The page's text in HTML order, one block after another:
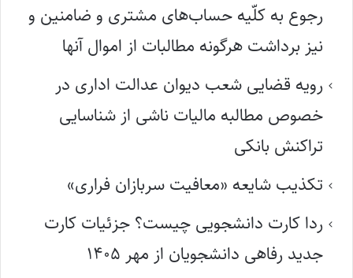
رجوع به کلّیه حساب‌های مشتری و ضامنین و
نیز برداشت هرگونه مطالبات از اموال آنها
رویه قضایی شعب دیوان عدالت اداری در
خصوص مطالبه مالیات ناشی از شناسایی
تراکنش بانکی
تکذیب شایعه «معافیت سربازان فراری»
ردا کارت دانشجویی چیست؟ جزئیات کارت
جدید رفاهی دانشجویان از مهر ۱۴۰۵